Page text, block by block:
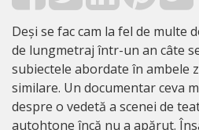
Deși se fac cam la fel de multe
de lungmetraj într-un an câte
subiectele abordate în ambele
similare. Un documentar ceva
despre o vedetă a scenei de
autohtone încă nu a apărut.